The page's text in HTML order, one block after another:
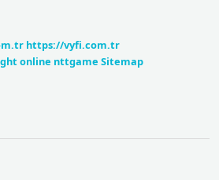
https://vyfi.com.tr
online nttgame Sitemap